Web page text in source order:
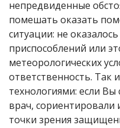
непредвиденные
помешать оказать
ситуации: не
приспособлений или
метеорологических
ответственность. Так
технологиями: если
врач, сориентировали
точки зрения